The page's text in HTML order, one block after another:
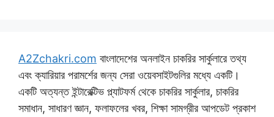
A2Zchakri.com বাংলাদেশের অনলাইন চাকরির সার্কুলারে তথ্য
এবং ক্যারিয়ার পরামর্শের জন্য সেরা ওয়েবসাইটগুলির মধ্যে একটি।
একটি অত্যন্ত ইন্টারেক্টিভ প্ল্যাটফর্ম থেকে চাকরির সার্কুলার, চাকরির
সমাধান, সাধারণ জ্ঞান, ফলাফলের খবর, শিক্ষা সামগ্রীর আপডেট প্রকাশ